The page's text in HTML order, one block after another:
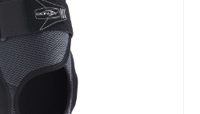
variations.
options
peuvent
être